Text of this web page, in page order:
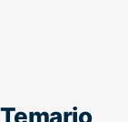
Temario